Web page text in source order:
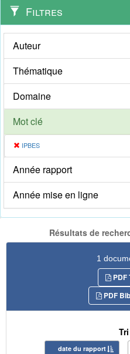
Filtres
Auteur
Thématique
Domaine
Mot clé
IPBES
Année rapport
Année mise en ligne
Résultats de
1
PDF
PDF
date du rapport